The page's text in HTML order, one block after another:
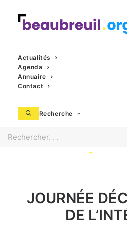
Actualités
Agenda
Annuaire
Contact
Recherche
JOURNÉE
DE